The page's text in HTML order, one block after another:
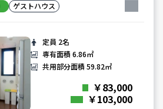
ゲストハウス
定員 2名
専有面積6.86㎡
共用部分面積59.82㎡
￥83,000
￥103,000